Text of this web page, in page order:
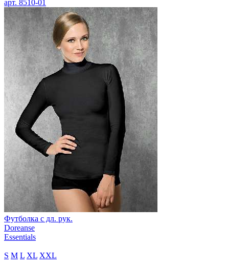
арт. 8510-01
Футболка с дл. рук.
Doreanse
Essentials
S M L XL XXL